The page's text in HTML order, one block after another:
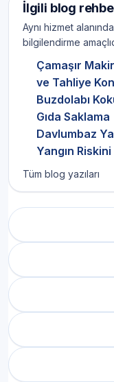
İlgili blog
Aynı hizmet
bilgilendirme
Çamaşır
ve Tahliye
Buzdolabı
Gıda Saklama
Davlumbaz
Yangın
Tüm blog yazıları